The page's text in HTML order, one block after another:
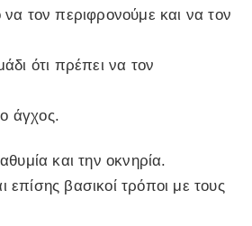
τον περιφρονούμε και να τον
ότι πρέπει να τον
άγχος.
και την οκνηρία.
βασικοί τρόποι με τους